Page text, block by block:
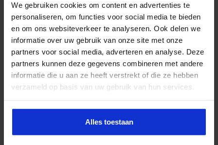
We gebruiken cookies om content en advertenties te
personaliseren, om functies voor social media te bieden
en om ons websiteverkeer te analyseren. Ook delen we
informatie over uw gebruik van onze site met onze
partners voor social media, adverteren en analyse. Deze
partners kunnen deze gegevens combineren met andere
informatie die u aan ze heeft verstrekt of die ze hebben
verzameld op basis van uw gebruik van hun services.
Alles toestaan